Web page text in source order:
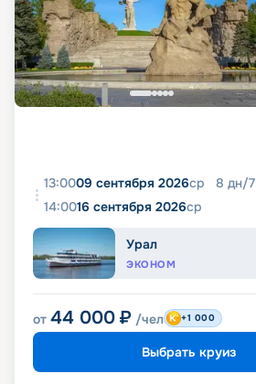
13:0009 сентября 2026ср 8 дн/7
14:0016 сентября 2026ср
Урал
ЭКОНОМ
от 44 000 ₽ /чел +1 000
Выбрать круиз